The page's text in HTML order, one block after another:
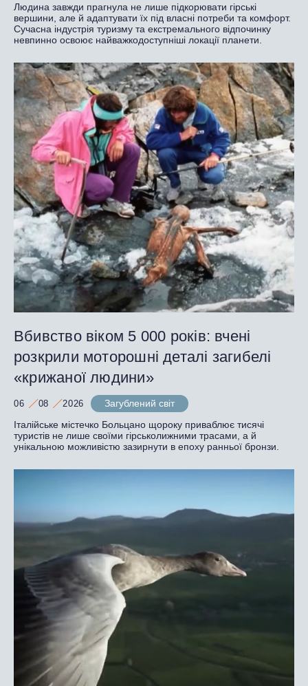
Людина завжди прагнула не лише підкорювати гірські
вершини, але й адаптувати їх під власні потреби та комфорт.
Сучасна індустрія туризму та екстремального відпочинку
невпинно освоює найважкодоступніші локації планети.
Вбивство віком 5 000 років: вчені
розкрили моторошні деталі загибелі
«крижаної людини»
06 08 2026
Загублений світ
Італійське містечко Больцано щороку приваблює тисячі
туристів не лише своїми гірськолижними трасами, а й
унікальною можливістю зазирнути в епоху ранньої бронзи.